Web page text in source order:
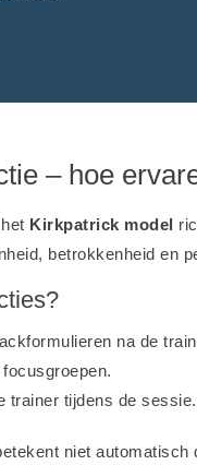
– hoe
Kirkpatrick model
betrokkenheid en
na de
trainer tijdens de sessie.
niet